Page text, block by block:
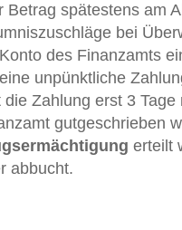
Betrag spätestens am
bei
des Finanzamts
unpünktliche
Zahlung erst 3
gutgeschrieben
erteilt
abbucht.